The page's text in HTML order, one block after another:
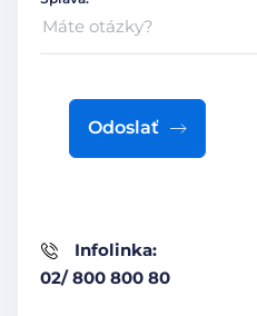
Infolinka:
02/ 800 800 80
Odoslať